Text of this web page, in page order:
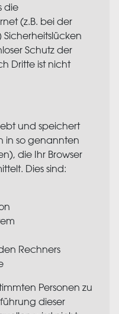
die
(z.B. bei der
Schutz der
Dritte ist nicht
und speichert
in so genannten
die Ihr Browser
Dies sind:
Rechners
Personen zu
dieser